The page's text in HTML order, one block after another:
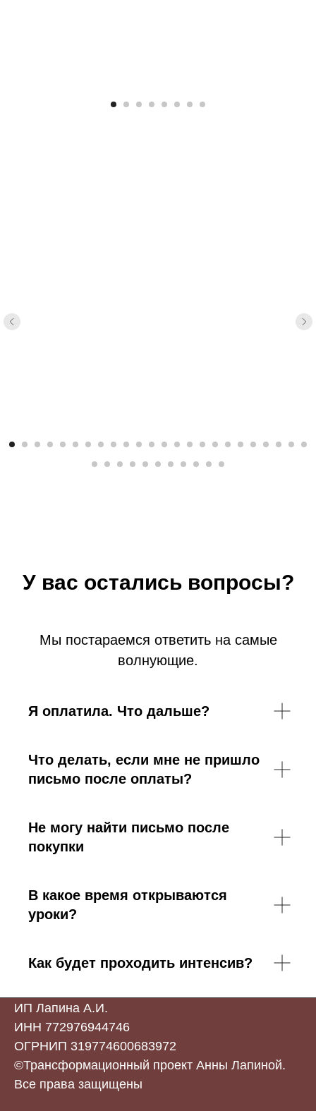
У вас остались вопросы?
Мы постараемся ответить на самые
волнующие.
Я оплатила. Что дальше?
Что делать, если мне не пришло
письмо после оплаты?
Не могу найти письмо после
покупки
В какое время открываются
уроки?
Как будет проходить интенсив?
ИП Лапина А.И.
ИНН 772976944746
ОГРНИП 319774600683972
©Трансформационный проект Анны Лапиной.
Все права защищены